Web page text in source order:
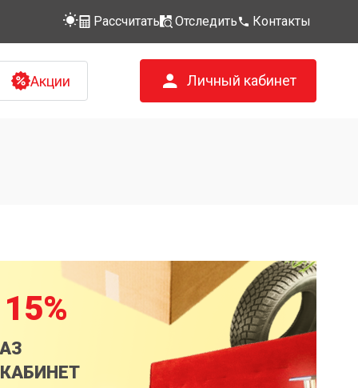
Рассчитать Отследить Контакты
Акции Личный кабинет